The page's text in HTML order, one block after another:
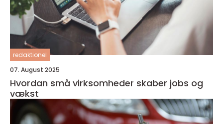
redaktionel
07. August 2025
Hvordan små virksomheder skaber jobs og
vækst